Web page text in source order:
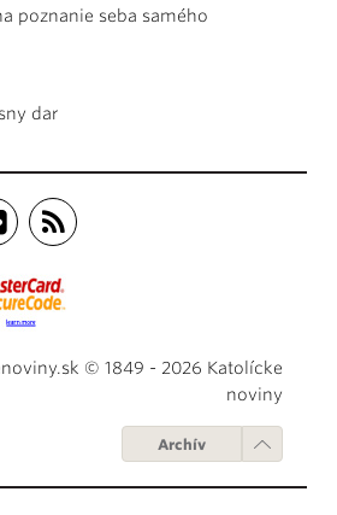
poznanie seba samého
dar
© 1849 - 2026 Katolícke
noviny
Archív